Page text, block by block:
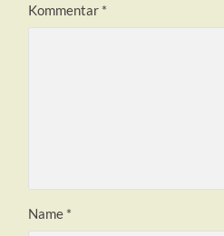
Kommentar *
Name *